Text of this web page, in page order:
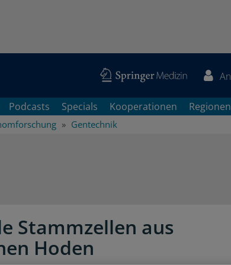
Podcasts Specials Kooperationen Regionen
Gentechnik
Stammzellen aus
Hoden